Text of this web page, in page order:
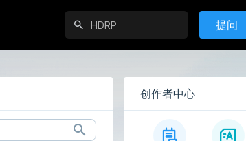
提问
创作者中心